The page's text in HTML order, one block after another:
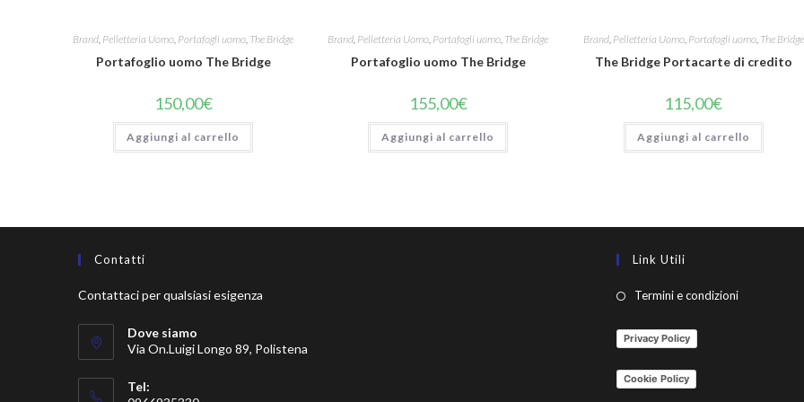
Brand, Pelletteria Uomo, Portafogli uomo, The Bridge
Portafoglio uomo The Bridge
150,00€
Aggiungi al carrello
Brand, Pelletteria Uomo, Portafogli uomo, The Bridge
Portafoglio uomo The Bridge
155,00€
Aggiungi al carrello
Brand, Pelletteria Uomo, Portafogli uomo, The Bridge
The Bridge Portacarte di credito
115,00€
Aggiungi al carrello
Contatti
Contattaci per qualsiasi esigenza
Dove siamo
Via On.Luigi Longo 89, Polistena
Tel:
Link Utili
Termini e condizioni
Privacy Policy
Cookie Policy